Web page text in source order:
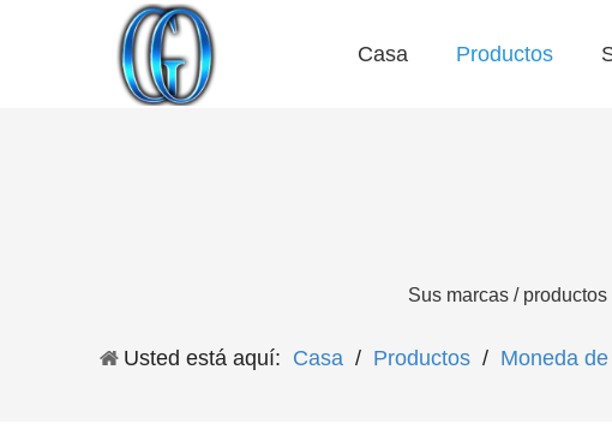
Casa Productos
Sus marcas /
Usted está aquí: Casa / Productos / Moneda